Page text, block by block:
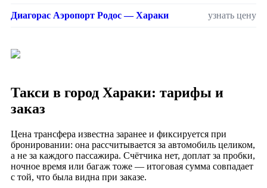
Диагорас Аэропорт Родос — Хараки узнать цену
Такси в город Хараки: тарифы и
заказ
Цена трансфера известна заранее и фиксируется при
бронировании: она рассчитывается за автомобиль целиком,
а не за каждого пассажира. Счётчика нет, доплат за пробки,
ночное время или багаж тоже — итоговая сумма совпадает
с той, что была видна при заказе.